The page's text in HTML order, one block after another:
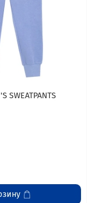
SWEATPANTS